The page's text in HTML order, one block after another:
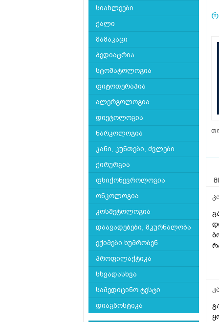
სიახლეები
ქალი
მამაკაცი
პედიატრია
სტომატოლოგია
ფიტოთერაპია
ალერგოლოგია
დიეტოლოგია
ნარკოლოგია
კანი, კუნთები, ძვლები
ქირურგია
ფსიქონევროლოგია
ონკოლოგია
კოსმეტოლოგია
დაავადებები, მკურნალობა
ექიმები ხუმრობენ
პროფილაქტიკა
სხვადასხვა
სამედიცინო ტესტი
დიაგნოსტიკა